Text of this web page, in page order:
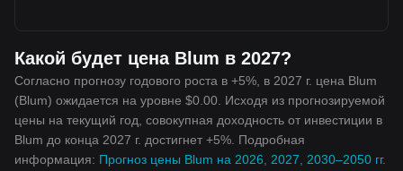
Какой будет цена Blum в 2027?
Согласно прогнозу годового роста в +5%, в 2027 г. цена Blum
(Blum) ожидается на уровне $0.00. Исходя из прогнозируемой
цены на текущий год, совокупная доходность от инвестиции в
Blum до конца 2027 г. достигнет +5%. Подробная
информация: Прогноз цены Blum на 2026, 2027, 2030–2050 гг.